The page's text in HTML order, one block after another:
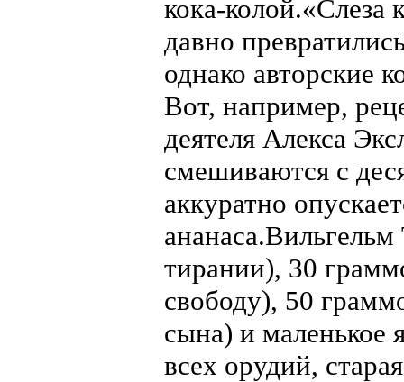
кока-колой.«Слеза
давно
однако авторские
Вот, например,
деятеля Алекса
смешиваются с
аккуратно
тирании), 30
свободу), 50
сына) и маленькое
всех орудий,